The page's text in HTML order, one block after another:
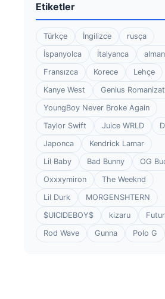
Etiketler
Türkçe İngilizce
rusça
İspanyolca
İtalyanca
Fransızca
Korece
Lehçe
Kanye West
Genius
YoungBoy Never Broke Again
Taylor Swift
Juice WRLD
Japonca
Kendrick Lamar
Lil Baby
Bad Bunny
OG
Oxxxymiron
The Weeknd
Lil Durk
MORGENSHTERN
$UICIDEBOY$
kizaru
Rod Wave
Gunna Polo G